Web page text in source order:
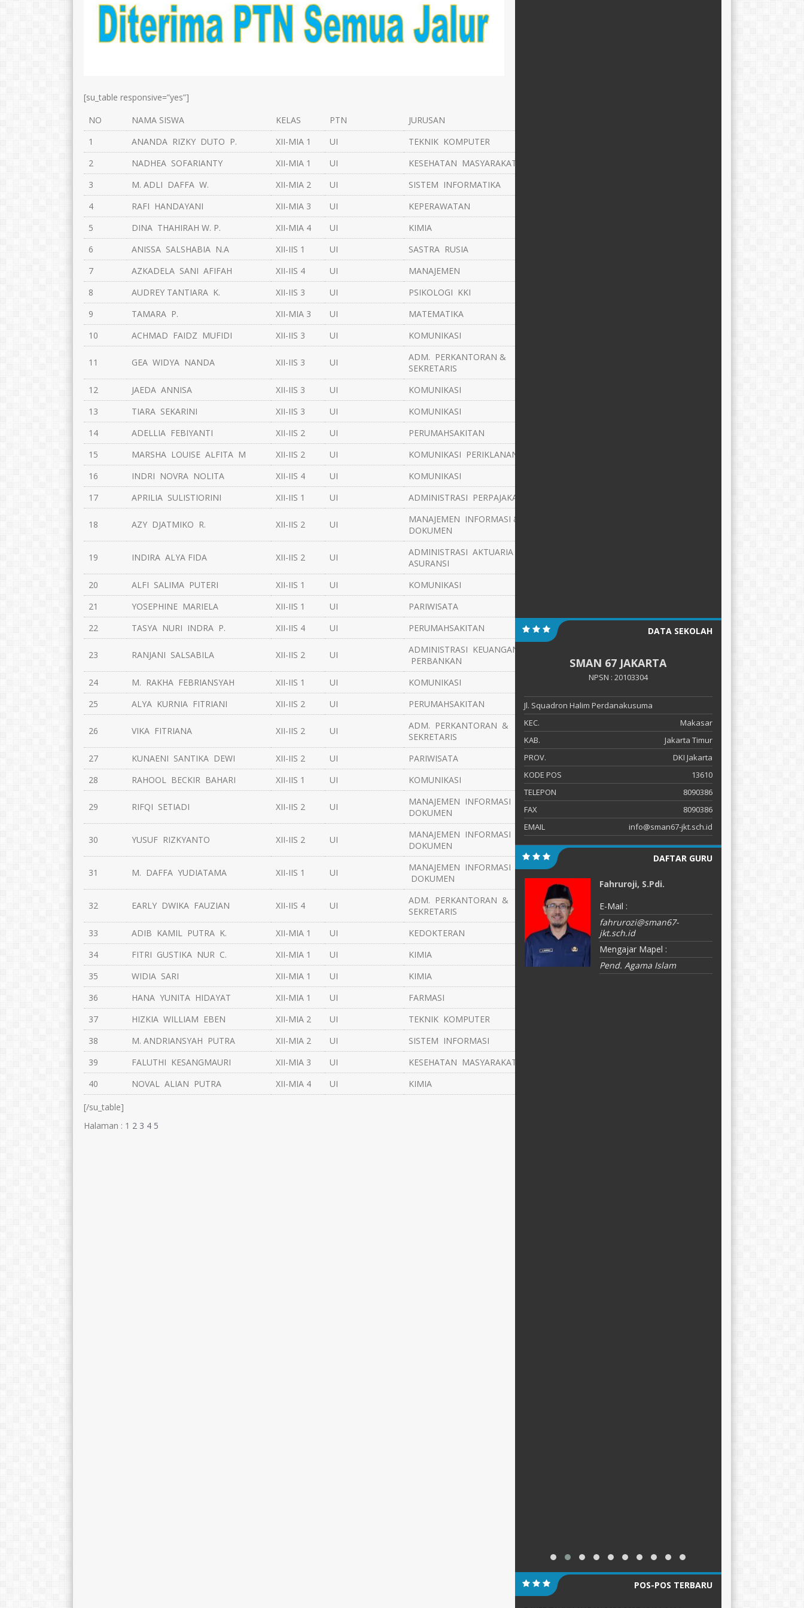
[su_table responsive=”yes”]
NO
NAMA SISWA KELAS PTN
JURUSAN
1
ANANDA RIZKY DUTO P. XII-MIA 1 UI
TEKNIK KOMPUTER
2
NADHEA SOFARIANTY XII-MIA 1 UI
KESEHATAN MASYARAKAT
3
M. ADLI DAFFA W. XII-MIA 2 UI
SISTEM INFORMATIKA
4
RAFI HANDAYANI XII-MIA 3 UI
KEPERAWATAN
5
DINA THAHIRAH W. P. XII-MIA 4 UI
KIMIA
6
ANISSA SALSHABIA N.A XII-IIS 1 UI
SASTRA RUSIA
7
AZKADELA SANI AFIFAH XII-IIS 4 UI
MANAJEMEN
8
AUDREY TANTIARA K. XII-IIS 3 UI
PSIKOLOGI KKI
9
TAMARA P. XII-MIA 3 UI
MATEMATIKA
10
ACHMAD FAIDZ MUFIDI XII-IIS 3 UI KOMUNIKASI
11 GEA WIDYA NANDA XII-IIS 3 UI
ADM. PERKANTORAN &
SEKRETARIS
12
JAEDA ANNISA XII-IIS 3 UI
KOMUNIKASI
13
TIARA SEKARINI XII-IIS 3 UI
KOMUNIKASI
14
ADELLIA FEBIYANTI XII-IIS 2 UI
PERUMAHSAKITAN
15
MARSHA LOUISE ALFITA M XII-IIS 2 UI
KOMUNIKASI PERIKLANAN
16
INDRI NOVRA NOLITA XII-IIS 4 UI
KOMUNIKASI
17
APRILIA SULISTIORINI XII-IIS 1 UI ADMINISTRASI PERPAJAKAN
18 AZY DJATMIKO R. XII-IIS 2 UI
MANAJEMEN INFORMASI &
DOKUMEN
19 INDIRA ALYA FIDA XII-IIS 2 UI
ADMINISTRASI AKTUARIA &
ASURANSI
20
ALFI SALIMA PUTERI XII-IIS 1 UI
KOMUNIKASI
21
YOSEPHINE MARIELA XII-IIS 1 UI
PARIWISATA
22
TASYA NURI INDRA P. XII-IIS 4 UI PERUMAHSAKITAN
23 RANJANI SALSABILA XII-IIS 2 UI
ADMINISTRASI KEUANGAN &
PERBANKAN
24
M. RAKHA FEBRIANSYAH XII-IIS 1 UI
KOMUNIKASI
25
ALYA KURNIA FITRIANI XII-IIS 2 UI PERUMAHSAKITAN
26 VIKA FITRIANA XII-IIS 2 UI
ADM. PERKANTORAN &
SEKRETARIS
27
KUNAENI SANTIKA DEWI XII-IIS 2 UI
PARIWISATA
28
RAHOOL BECKIR BAHARI XII-IIS 1 UI KOMUNIKASI
29 RIFQI SETIADI XII-IIS 2 UI
MANAJEMEN INFORMASI &
DOKUMEN
30 YUSUF RIZKYANTO XII-IIS 2 UI
MANAJEMEN INFORMASI &
DOKUMEN
31 M. DAFFA YUDIATAMA XII-IIS 1 UI
MANAJEMEN INFORMASI &
DOKUMEN
32 EARLY DWIKA FAUZIAN XII-IIS 4 UI
ADM. PERKANTORAN &
SEKRETARIS
33
ADIB KAMIL PUTRA K. XII-MIA 1 UI
KEDOKTERAN
34
FITRI GUSTIKA NUR C. XII-MIA 1 UI
KIMIA
35
WIDIA SARI XII-MIA 1 UI
KIMIA
36
HANA YUNITA HIDAYAT XII-MIA 1 UI
FARMASI
37
HIZKIA WILLIAM EBEN XII-MIA 2 UI
TEKNIK KOMPUTER
38
M. ANDRIANSYAH PUTRA XII-MIA 2 UI
SISTEM INFORMASI
39
FALUTHI KESANGMAURI XII-MIA 3 UI
KESEHATAN MASYARAKAT
40
NOVAL ALIAN PUTRA XII-MIA 4 UI KIMIA
[/su_table]
Halaman : 1 2 3 4 5
DATA SEKOLAH
SMAN 67 JAKARTA
NPSN : 20103304
Jl. Squadron Halim Perdanakusuma
KEC.
Makasar
KAB.
Jakarta Timur
PROV.
DKI Jakarta
KODE POS
13610
TELEPON
8090386
FAX
8090386
EMAIL
info@sman67-jkt.sch.id
DAFTAR GURU
E-Mail :
anotohariman67@gmail.com
Mengajar Mapel :
Matematika
Erawan Wiyardi, S.Pd.
E-Mail :
Mengajar Mapel :
Geografi
Fahruroji, S.Pdi.
E-Mail :
fahrurozi@sman67-
jkt.sch.id
Mengajar Mapel :
Pend. Agama Islam
POS-POS TERBARU